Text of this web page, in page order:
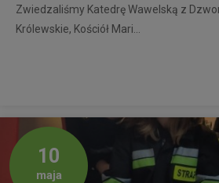
Zwiedzaliśmy Katedrę Wawelską z
Królewskie, Kościół Mari...
10
maja